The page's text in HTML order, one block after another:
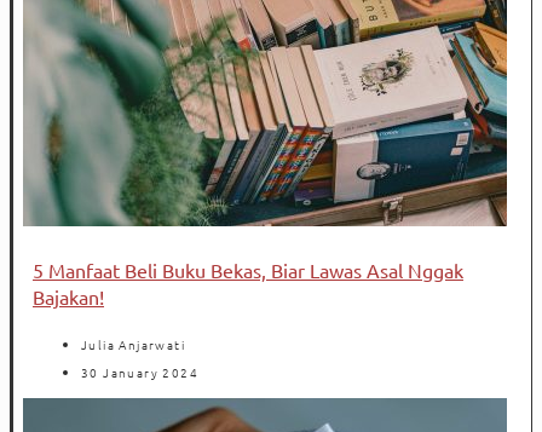
5 Manfaat Beli Buku Bekas, Biar Lawas Asal Nggak
Bajakan!
Julia Anjarwati
30 January 2024